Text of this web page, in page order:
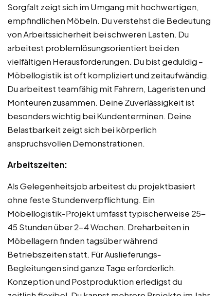
Sorgfalt zeigt sich im Umgang mit hochwertigen,
empfindlichen Möbeln. Du verstehst die Bedeutung
von Arbeitssicherheit bei schweren Lasten. Du
arbeitest problemlösungsorientiert bei den
vielfältigen Herausforderungen. Du bist geduldig –
Möbellogistik ist oft kompliziert und zeitaufwändig.
Du arbeitest teamfähig mit Fahrern, Lageristen und
Monteuren zusammen. Deine Zuverlässigkeit ist
besonders wichtig bei Kundenterminen. Deine
Belastbarkeit zeigt sich bei körperlich
anspruchsvollen Demonstrationen.
Arbeitszeiten:
Als Gelegenheitsjob arbeitest du projektbasiert
ohne feste Stundenverpflichtung. Ein
Möbellogistik-Projekt umfasst typischerweise 25-
45 Stunden über 2-4 Wochen. Dreharbeiten in
Möbellagern finden tagsüber während
Betriebszeiten statt. Für Auslieferungs-
Begleitungen sind ganze Tage erforderlich.
Konzeption und Postproduktion erledigst du